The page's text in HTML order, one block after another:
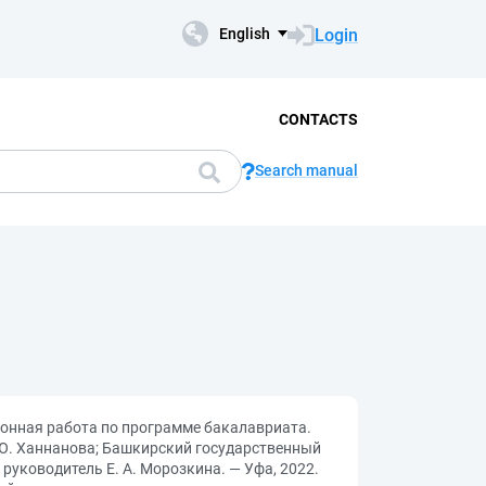
English Login
CONTACTS
Search manual
работа по программе бакалавриата.
Ханнанова; Башкирский государственный
Е. А. Морозкина. — Уфа, 2022.